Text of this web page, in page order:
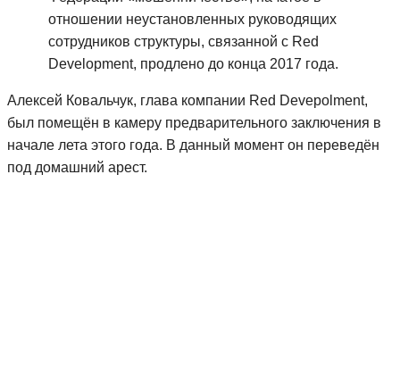
отношении неустановленных руководящих
сотрудников структуры, связанной с Red
Development, продлено до конца 2017 года.
Алексей Ковальчук, глава компании Red Devepolment,
был помещён в камеру предварительного заключения в
начале лета этого года. В данный момент он переведён
под домашний арест.